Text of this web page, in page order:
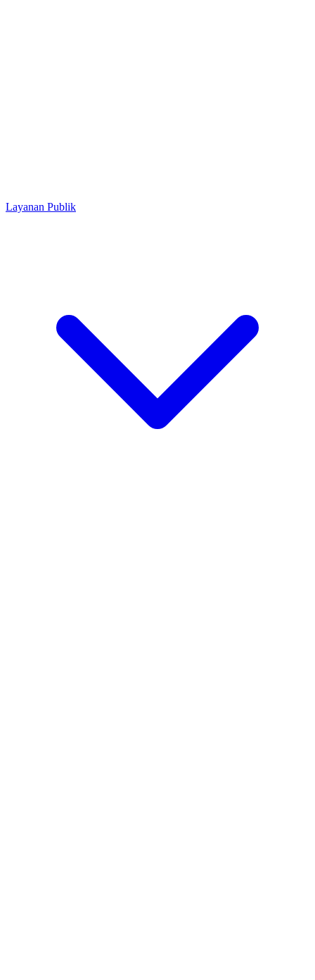
Layanan Publik